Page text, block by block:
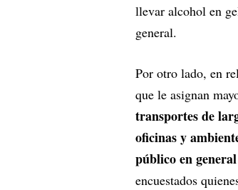
llevar alcohol en
general.
Por otro lado, en
que le asignan
transportes de
oficinas y
público en
encuestados